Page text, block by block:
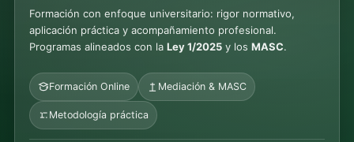
Formación con enfoque universitario: rigor normativo,
aplicación práctica y acompañamiento profesional.
Programas alineados con la Ley 1/2025 y los MASC.
Formación Online Mediación & MASC
Metodología práctica